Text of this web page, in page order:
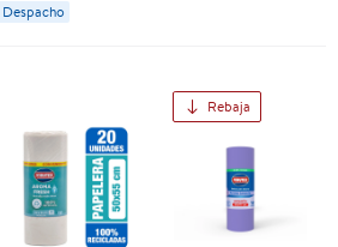
Despacho
Rebaja